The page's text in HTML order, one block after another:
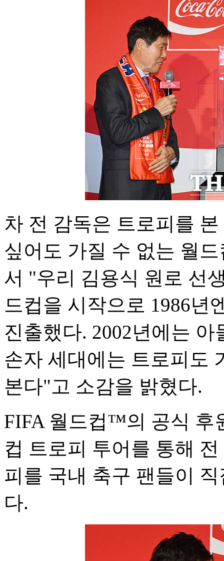
차 전 감독은 트로피를
싶어도 가질 수 없는 월
서 "우리 김용식 원로 선
드컵을 시작으로 1986년
진출했다. 2002년에는
손자 세대에는 트로피도
본다"고 소감을 밝혔다.
FIFA 월드컵™의 공식 후
컵 트로피 투어를 통해
피를 국내 축구 팬들이
다.